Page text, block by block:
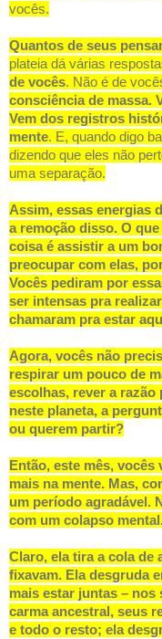
vocês.
Quantos de seus
plateia dá várias
de vocês. Não é de
consciência de massa.
Vem dos registros
mente. E, quando digo
dizendo que eles não
uma separação.
Assim, essas energias
a remoção disso. O
coisa é assistir a um
preocupar com elas,
Vocês pediram por
ser intensas pra
chamaram pra estar
Agora, vocês não
respirar um pouco de
escolhas, rever a
neste planeta, a
ou querem partir?
Então, este mês, vocês
mais na mente. Mas,
um período agradável.
com um colapso
Claro, ela tira a cola de
fixavam. Ela desgruda
mais estar juntas – nos
carma ancestral, seus
e todo o resto; ela